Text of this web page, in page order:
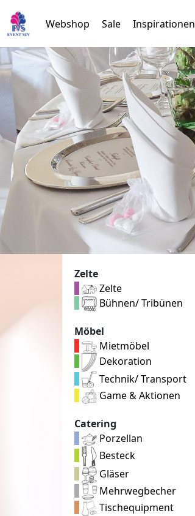
Webshop Sale Inspirationen
Zelte
Zelte
Bühnen/ Tribünen
Möbel
Mietmöbel
Dekoration
Technik/ Transport
Game & Aktionen
Catering
Porzellan
Besteck
Gläser
Mehrwegbecher
Tischequipment